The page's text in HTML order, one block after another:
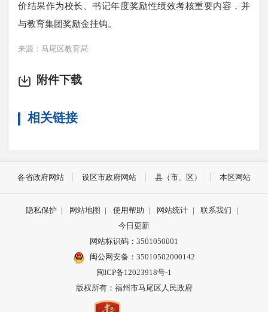
价结果作为校长、书记年度奖励性绩效考核重要内容，并
与教育集团奖励金挂钩。
来源：马尾区教育局
附件下载
相关链接
各省政府网站 设区市政府网站 县（市、区） 本区网站
隐私保护 | 网站地图 | 使用帮助 | 网站统计 | 联系我们
|
今日更新
网站标识码：3501050001
闽公网安备：35010502000142
闽ICP备12023918号-1
版权所有：福州市马尾区人民政府